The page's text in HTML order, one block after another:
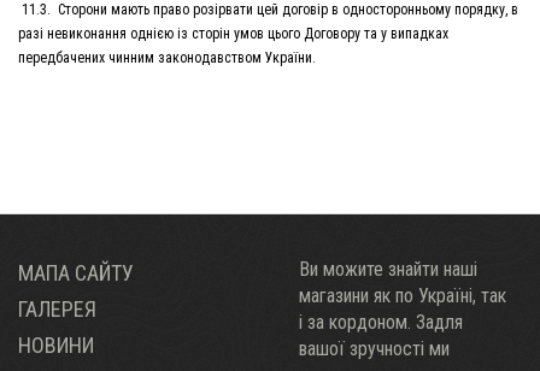
11.3. Сторони мають право розірвати цей договір в односторонньому порядку, в
разі невиконання однією із сторін умов цього Договору та у випадках
передбачених чинним законодавством України.
МАПА САЙТУ
ГАЛЕРЕЯ
НОВИНИ
Ви можите знайти наші
магазини як по Украïні, так
і за кордоном. Задля
вашої зручності ми